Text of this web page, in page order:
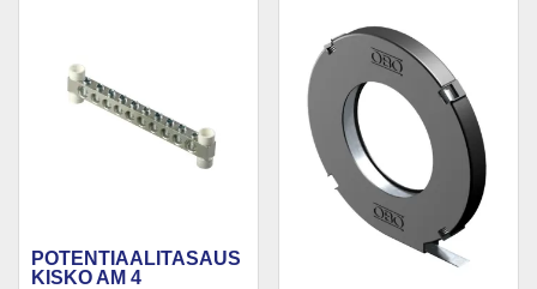
POTENTIAALITASAUS
KISKO AM 4